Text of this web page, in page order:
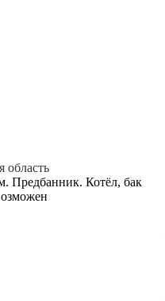
область
Предбанник. Котёл, бак